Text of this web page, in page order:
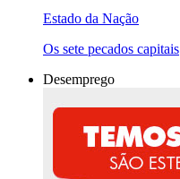
Estado da Nação
Os sete pecados capitais
Desemprego